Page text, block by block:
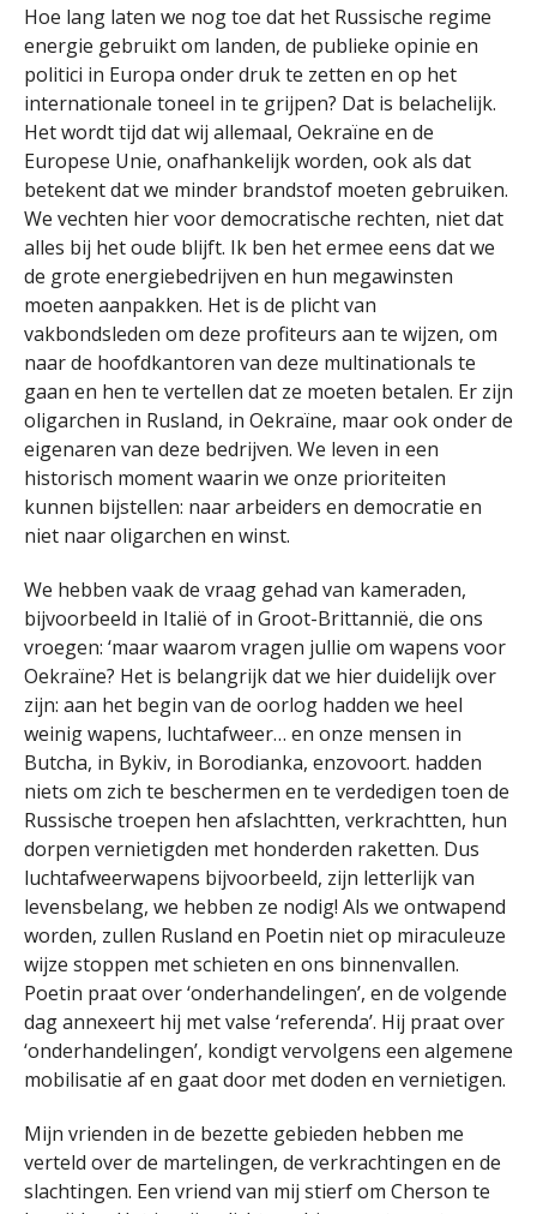
Hoe lang laten we nog toe dat het Russische regime
energie gebruikt om landen, de publieke opinie en
politici in Europa onder druk te zetten en op het
internationale toneel in te grijpen? Dat is belachelijk.
Het wordt tijd dat wij allemaal, Oekraïne en de
Europese Unie, onafhankelijk worden, ook als dat
betekent dat we minder brandstof moeten gebruiken.
We vechten hier voor democratische rechten, niet dat
alles bij het oude blijft. Ik ben het ermee eens dat we
de grote energiebedrijven en hun megawinsten
moeten aanpakken. Het is de plicht van
vakbondsleden om deze profiteurs aan te wijzen, om
naar de hoofdkantoren van deze multinationals te
gaan en hen te vertellen dat ze moeten betalen. Er zijn
oligarchen in Rusland, in Oekraïne, maar ook onder de
eigenaren van deze bedrijven. We leven in een
historisch moment waarin we onze prioriteiten
kunnen bijstellen: naar arbeiders en democratie en
niet naar oligarchen en winst.
We hebben vaak de vraag gehad van kameraden,
bijvoorbeeld in Italië of in Groot-Brittannië, die ons
vroegen: ‘maar waarom vragen jullie om wapens voor
Oekraïne? Het is belangrijk dat we hier duidelijk over
zijn: aan het begin van de oorlog hadden we heel
weinig wapens, luchtafweer… en onze mensen in
Butcha, in Bykiv, in Borodianka, enzovoort. hadden
niets om zich te beschermen en te verdedigen toen de
Russische troepen hen afslachtten, verkrachtten, hun
dorpen vernietigden met honderden raketten. Dus
luchtafweerwapens bijvoorbeeld, zijn letterlijk van
levensbelang, we hebben ze nodig! Als we ontwapend
worden, zullen Rusland en Poetin niet op miraculeuze
wijze stoppen met schieten en ons binnenvallen.
Poetin praat over ‘onderhandelingen’, en de volgende
dag annexeert hij met valse ‘referenda’. Hij praat over
‘onderhandelingen’, kondigt vervolgens een algemene
mobilisatie af en gaat door met doden en vernietigen.
Mijn vrienden in de bezette gebieden hebben me
verteld over de martelingen, de verkrachtingen en de
slachtingen. Een vriend van mij stierf om Cherson te